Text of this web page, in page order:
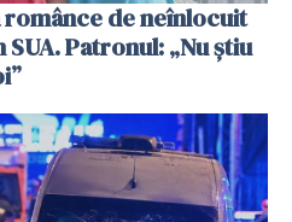
românce de neînlocuit
Patronul: „Nu știu